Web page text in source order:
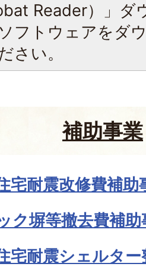
Reader）」ダ
フトウェアをダ
さい。
補助事業
宅耐震改修費補助
ク塀等撤去費補助
宅耐震シェルタ